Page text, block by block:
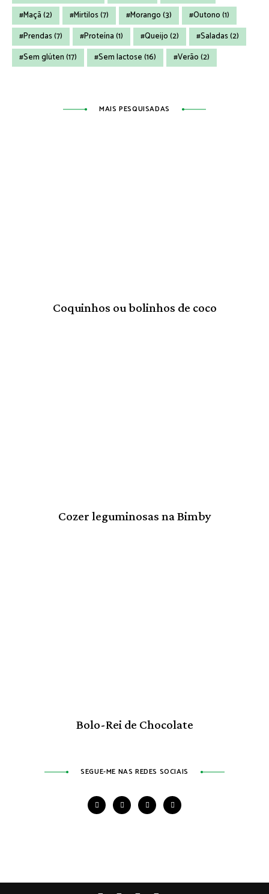
Maçã(2) Mirtilos(7) Morango(3) Outono(1)
Prendas(7) Proteína(1) Queijo(2) Saladas(2)
Sem glúten(17) Sem lactose(16) Verão(2)
MAIS PESQUISADAS
Coquinhos ou bolinhos de coco
Cozer leguminosas na Bimby
Bolo-Rei de Chocolate
SEGUE-ME NAS REDES SOCIAIS